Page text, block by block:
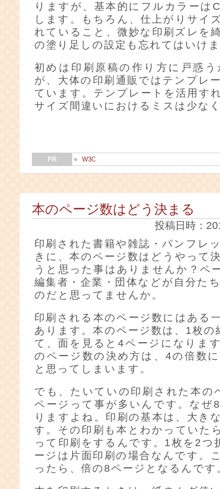
りますが、基本的にフルカラーは
します。もちろん、仕上がりサイ
れていること、微妙な印刷ズレを
の塗り足しの設定も忘れてはいけ
初めは印刷原稿の作り方に戸惑
が、大体の印刷通販ではテンプレ
ています。テンプレートを活用す
サイズ間違いにおけるミスは少な
PR W3C
本のページ数はどう決まる
投稿日時：
印刷された書籍や雑誌・パンフレ
きに、本のページ数はどうやって
うと思った事はありませんか？ペ
編集者・企業・団体などが自分た
のだと思ってませんか。
印刷される本のページ数にはある
あります。本のページ数は、1枚
て、面を見ると4ページになりま
のページ数の決め方は、4の倍数
と思ってしまいます。
でも、たいていの印刷された本の
ページって事が多いんです。なぜ
りますよね。印刷の基本は、大き
す。その印刷も本とわかっていた
って印刷をするんです。1枚を2つ
ージは片面印刷の場合なんです。
ったら、倍の8ページとなるんです